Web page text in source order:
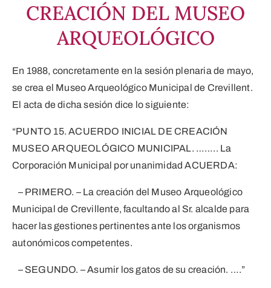
CREACIÓN DEL MUSEO
ARQUEOLÓGICO
En 1988, concretamente en la sesión plenaria de mayo,
se crea el Museo Arqueológico Municipal de Crevillent.
El acta de dicha sesión dice lo siguiente:
“PUNTO 15. ACUERDO INICIAL DE CREACIÓN
MUSEO ARQUEOLÓGICO MUNICIPAL. …….. La
Corporación Municipal por unanimidad ACUERDA:
– PRIMERO. – La creación del Museo Arqueológico
Municipal de Crevillente, facultando al Sr. alcalde para
hacer las gestiones pertinentes ante los organismos
autonómicos competentes.
– SEGUNDO. – Asumir los gatos de su creación. ….”